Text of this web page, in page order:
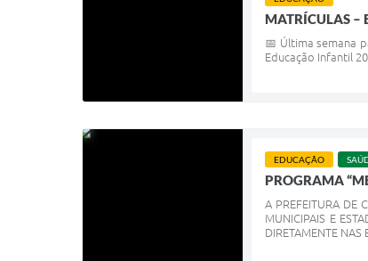
MATRÍCULAS –
📅 Última semana
Educação Infantil
EDUCAÇÃO
PROGRAMA
A PREFEITURA DE
MUNICIPAIS E
DIRETAMENTE NAS